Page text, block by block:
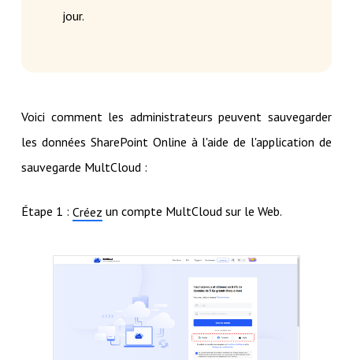
jour.
Voici comment les administrateurs peuvent sauvegarder
les données SharePoint Online à l'aide de l'application de
sauvegarde MultCloud :
Étape 1 : Créez un compte MultCloud sur le Web.